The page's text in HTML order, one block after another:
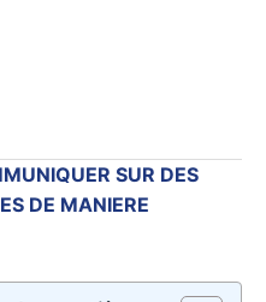
SUR DES
DE MANIERE